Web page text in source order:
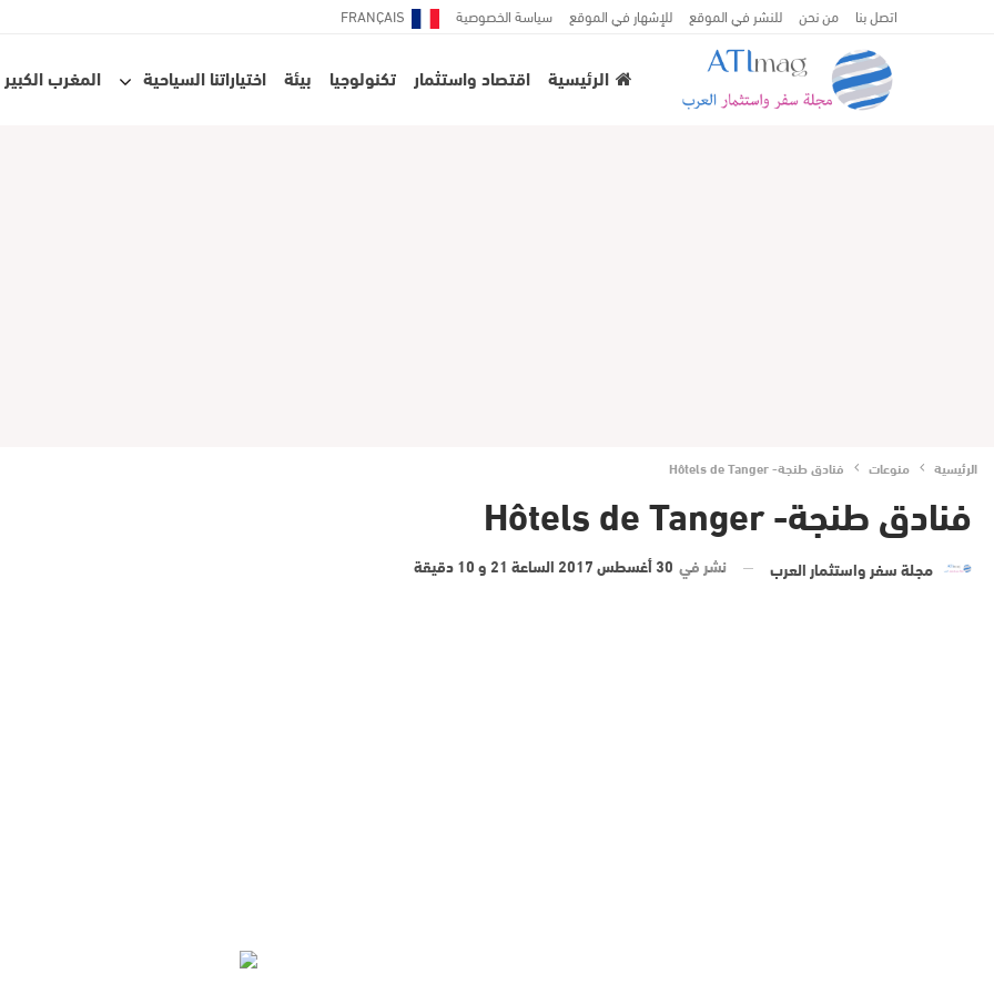
اتصل بنا من نحن للنشر في الموقع للإشهار في الموقع سياسة الخصوصية FRANÇAIS
الرئيسية اقتصاد واستثمار تكنولوجيا بيئة اختياراتنا السياحية المغرب الكبير
الرئيسية منوعات فنادق طنجة- Hôtels de Tanger
فنادق طنجة- Hôtels de Tanger
مجلة سفر واستثمار العرب نشر في 30 أغسطس 2017 الساعة 21 و 10 دقيقة